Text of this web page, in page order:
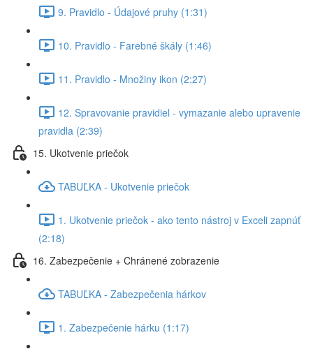
9. Pravidlo - Údajové pruhy (1:31)
10. Pravidlo - Farebné škály (1:46)
11. Pravidlo - Množiny ikon (2:27)
12. Spravovanie pravidiel - vymazanie alebo upravenie
pravidla (2:39)
15. Ukotvenie priečok
TABUĽKA - Ukotvenie priečok
1. Ukotvenie priečok - ako tento nástroj v Exceli zapnúť
(2:18)
16. Zabezpečenie + Chránené zobrazenie
TABUĽKA - Zabezpečenia hárkov
1. Zabezpečenie hárku (1:17)